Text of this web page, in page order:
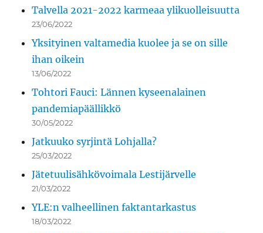
Talvella 2021-2022 karmeaa ylikuolleisuutta
23/06/2022
Yksityinen valtamedia kuolee ja se on sille
ihan oikein
13/06/2022
Tohtori Fauci: Lännen kyseenalainen
pandemiapäällikkö
30/05/2022
Jatkuuko syrjintä Lohjalla?
25/03/2022
Jätetuulisähkövoimala Lestijärvelle
21/03/2022
YLE:n valheellinen faktantarkastus
18/03/2022